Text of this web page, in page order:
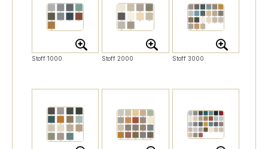
Stoff 1000 Stoff 2000 Stoff 3000